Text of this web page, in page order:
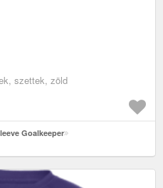
szettek, zöld
Goalkeeper